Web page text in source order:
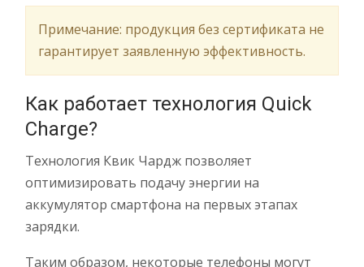
Примечание: продукция без сертификата не
гарантирует заявленную эффективность.
Как работает технология Quick
Charge?
Технология Квик Чардж позволяет
оптимизировать подачу энергии на
аккумулятор смартфона на первых этапах
зарядки.
Таким образом, некоторые телефоны могут